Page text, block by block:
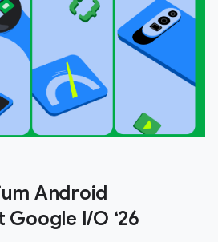
Android
I/O ‘26